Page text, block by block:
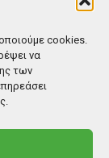
cookies.
να
των